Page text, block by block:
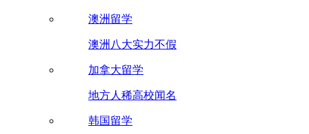
澳洲留学
澳洲八大实力不假
加拿大留学
地方人稀高校闻名
韩国留学